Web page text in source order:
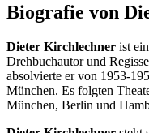
Biografie von
Dieter Kirchlechner ist
Drehbuchautor und
absolvierte er von 1953-
München. Es folgten
München, Berlin und